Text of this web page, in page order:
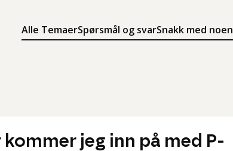
Alle TemaerSpørsmål og svarSnakk med noen
Søk
Meny
jeg inn på med P-